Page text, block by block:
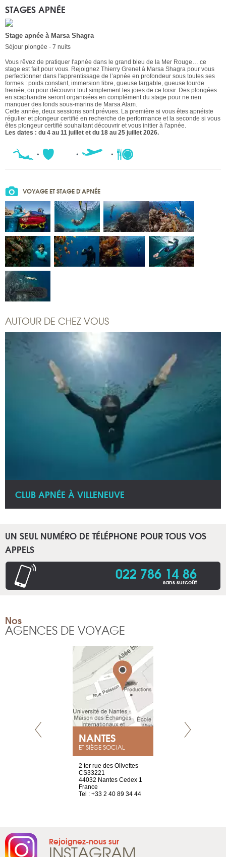
STAGES APNÉE
Stage apnée à Marsa Shagra
Séjour plongée - 7 nuits
Vous rêvez de pratiquer l'apnée dans le grand bleu de la Mer Rouge… ce
stage est fait pour vous. Rejoignez Thierry Grenet à Marsa Shagra pour vous
perfectionner dans l'apprentissage de l’apnée en profondeur sous toutes ses
formes : poids constant, immersion libre, gueuse largable, gueuse lourde
freinée, ou pour découvrir tout simplement les joies de ce loisir. Des plongées
en scaphandre seront organisées en complément du stage pour ne rien
manquer des fonds sous-marins de Marsa Alam.
Cette année, deux sessions sont prévues. La première si vous êtes apnéiste
régulier et plongeur certifié en recherche de performance et la seconde si vous
êtes plongeur certifié souhaitant découvrir et vous initier à l'apnée.
Les dates : du 4 au 11 juillet et du 18 au 25 juillet 2026.
VOYAGE ET STAGE D'APNÉE
AUTOUR DE CHEZ VOUS
CLUB APNÉE À VILLENEUVE
UN SEUL NUMÉRO DE TÉLÉPHONE POUR TOUS VOS
APPELS
022 786 14 86
sans surcoût
Nos
AGENCES DE VOYAGE
NANTES
ET SIÈGE SOCIAL
2 ter rue des Olivettes
CS33221
44032 Nantes Cedex 1
France
Tel : +33 2 40 89 34 44
Rejoignez-nous sur
INSTAGRAM